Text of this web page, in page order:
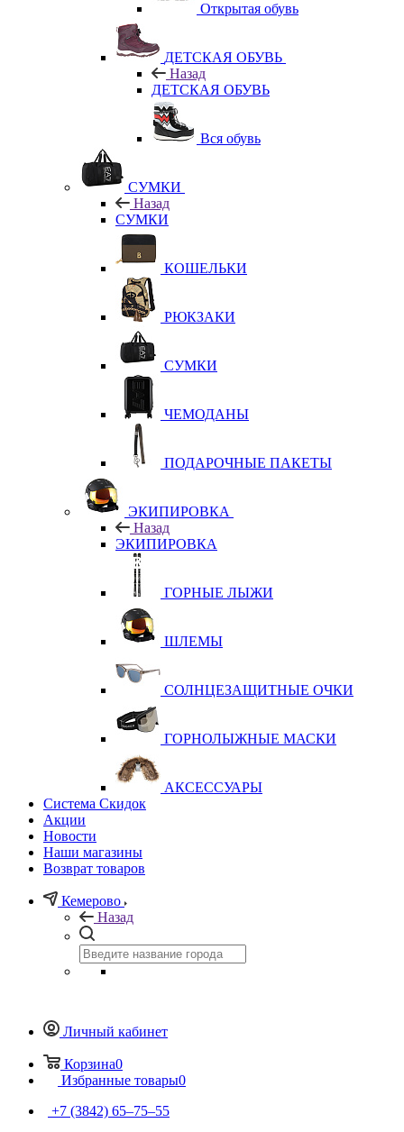
Открытая обувь
ДЕТСКАЯ ОБУВЬ
Назад
ДЕТСКАЯ ОБУВЬ
Вся обувь
СУМКИ
Назад
СУМКИ
КОШЕЛЬКИ
РЮКЗАКИ
СУМКИ
ЧЕМОДАНЫ
ПОДАРОЧНЫЕ ПАКЕТЫ
ЭКИПИРОВКА
Назад
ЭКИПИРОВКА
ГОРНЫЕ ЛЫЖИ
ШЛЕМЫ
СОЛНЦЕЗАЩИТНЫЕ ОЧКИ
ГОРНОЛЫЖНЫЕ МАСКИ
АКСЕССУАРЫ
Система Скидок
Акции
Новости
Наши магазины
Возврат товаров
Кемерово
Назад
Личный кабинет
Корзина0
Избранные товары0
+7 (3842) 65–75–55